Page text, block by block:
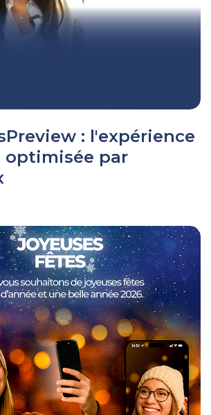
: l'expérience
optimisée par